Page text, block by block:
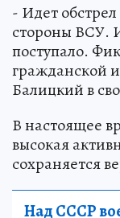
- Идет
стороны ВСУ.
поступало.
гражданской
Балицкий в
В настоящее
высокая
сохраняется
Над СССР